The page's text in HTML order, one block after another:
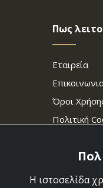
Πως
Εταιρεία
Όροι
Πολιτική
Η ιστοσελίδα